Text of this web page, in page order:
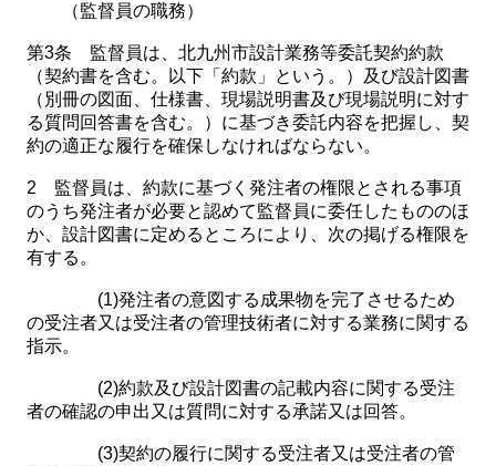
（監督員の職務）
第3条 監督員は、北九州市設計業務等委託契約約款
（契約書を含む。以下「約款」という。）及び設計図書
（別冊の図面、仕様書、現場説明書及び現場説明に対す
る質問回答書を含む。）に基づき委託内容を把握し、契
約の適正な履行を確保しなければならない。
2 監督員は、約款に基づく発注者の権限とされる事項
のうち発注者が必要と認めて監督員に委任したもののほ
か、設計図書に定めるところにより、次の掲げる権限を
有する。
(1)発注者の意図する成果物を完了させるため
の受注者又は受注者の管理技術者に対する業務に関する
指示。
(2)約款及び設計図書の記載内容に関する受注
者の確認の申出又は質問に対する承諾又は回答。
(3)契約の履行に関する受注者又は受注者の管